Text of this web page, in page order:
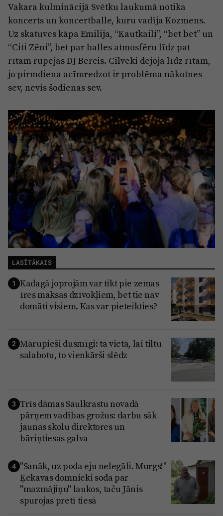
Vakara kulminācijā Svētku laukumā notika
koncerts un koncertballe, kuru vadīja Kozmens.
Uz skatuves kāpa Emilija, “Kautkaili”, “bet bet” un
“Citi Zēni”, bet par balles atmosfēru līdz pat
rītam rūpējās DJ Bercis. Cilvēki dejoja līdz rītam,
jo pirmdiena acīmredzot ir problēma nākotnes
sev, nevis šodienas sev.
LASĪTĀKAIS
1 Kadagā joprojām var tikt pie zemas
īres maksas dzīvokļiem, bet tie nav
domāti visiem. Kas var pieteikties?
2 Mārupieši dusmīgi: tā vietā, lai tiltu
salabotu, to vienkārši slēdz
3 Trīs dāmas Saulkrastu novadā
pārņem vadības grožus: darbu sāk
jaunas skolu direktores un
bāriņtiesas galva
4 "Sanāk, uz poda eju nelegāli. Murgs!"
Ķekavas domnieki soda par
"mazmājiņu" laukos, taču Jānis
spurojas pretī tiesā